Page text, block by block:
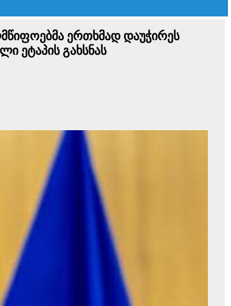
ერთხმად დაუჭირეს
ეტაპის გახსნას